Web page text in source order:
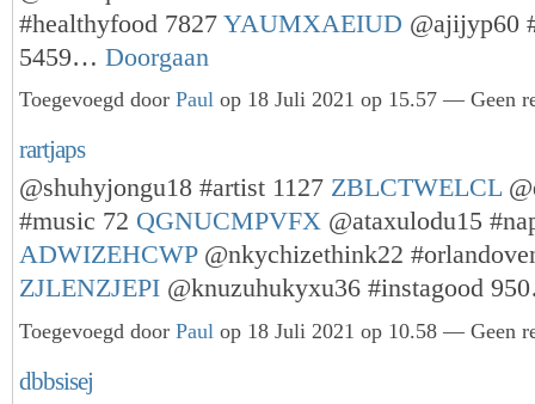
#healthyfood 7827 YAUMXAEIUD @ajijyp60
5459… Doorgaan
Toegevoegd door Paul op 18 Juli 2021 op 15.57 — Geen
rartjaps
@shuhyjongu18 #artist 1127 ZBLCTWELCL
#music 72 QGNUCMPVFX @ataxulodu15
ADWIZEHCWP@nkychizethink22
ZJLENZJEPI @knuzuhukyxu36 #instagood
Toegevoegd door Paul op 18 Juli 2021 op 10.58 — Geen
dbbsisej